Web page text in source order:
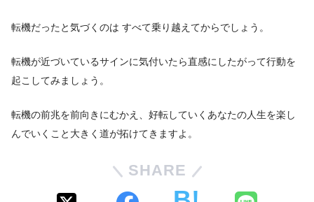
転機だったと気づくのは すべて乗り越えてからでしょう。
転機が近づいているサインに気付いたら直感にしたがって行動を
起こしてみましょう。
転機の前兆を前向きにむかえ、好転していくあなたの人生を楽し
んでいくこと大きく道が拓けてきますよ。
SHARE